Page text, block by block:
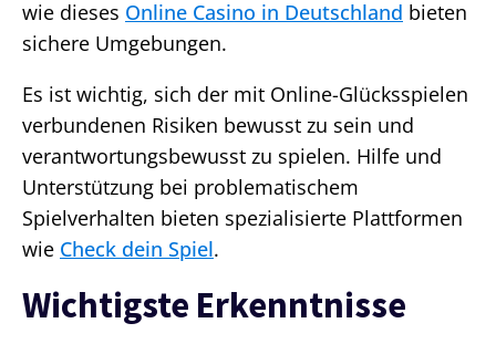
wie dieses Online Casino in Deutschland bieten
sichere Umgebungen.
Es ist wichtig, sich der mit Online-Glücksspielen
verbundenen Risiken bewusst zu sein und
verantwortungsbewusst zu spielen. Hilfe und
Unterstützung bei problematischem
Spielverhalten bieten spezialisierte Plattformen
wie Check dein Spiel.
Wichtigste Erkenntnisse